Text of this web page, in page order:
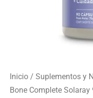
Inicio / Suplementos y
Bone Complete
Articulaciones
cantidad